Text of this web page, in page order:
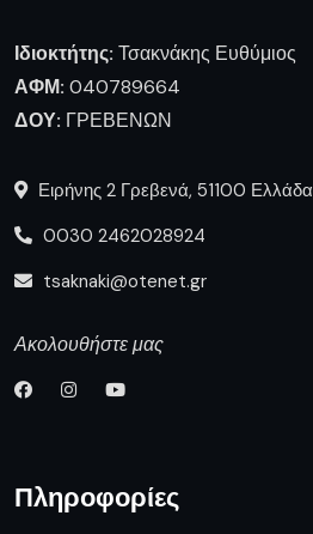
Ιδιοκτήτης: Τσακνάκης Ευθύμιος
ΑΦΜ: 040789664
ΔΟΥ: ΓΡΕΒΕΝΩΝ
Ειρήνης 2 Γρεβενά, 51100 Ελλάδα
0030 2462028924
tsaknaki@otenet.gr
Ακολουθήστε μας
Πληροφορίες